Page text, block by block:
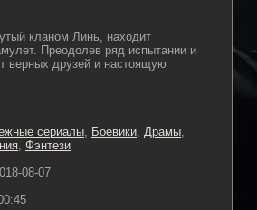
кланом Линь, находит
Преодолев ряд испытании и
верных друзей и настоящую
сериалы, Боевики, Драмы,
, Фэнтези
08-07